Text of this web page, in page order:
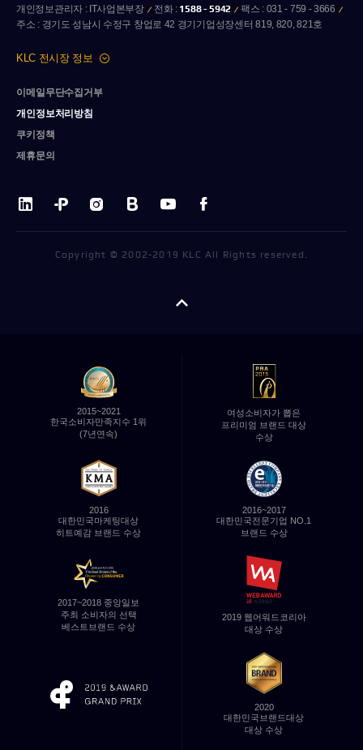
개인정보관리자 : IT사업본부장
전화 : 1588 - 5942
팩스 : 031 - 759 - 3666
주소 : 경기도 성남시 수정구 창업로 42 경기기업성장센터 819, 820, 821호
KLC 전시장 정보
이메일무단수집거부
개인정보처리방침
쿠키정책
제휴문의
Copyright © 2002-2019 KLC All Rights reserved.
펼치기/
2015~2021
한국소비자만족지수 1위
(7년연속)
여성소비자가 뽑은
프리미엄 브랜드 대상
수상
2016
대한민국마케팅대상
히트예감 브랜드 수상
2016~2017
대한민국전문기업 NO.1
브랜드 수상
2017~2018 중앙일보
주최 소비자의 선택
베스트브랜드 수상
2019 웹어워드코리아
대상 수상
2020
대한민국브랜드대상
대상 수상